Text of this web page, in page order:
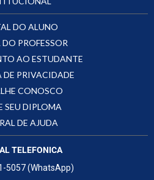
DO ALUNO
PROFESSOR
AO ESTUDANTE
PRIVACIDADE
CONOSCO
SEU DIPLOMA
DE AJUDA
TELEFONICA
5057 (WhatsApp)